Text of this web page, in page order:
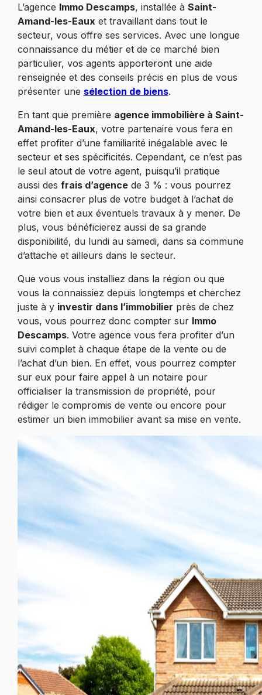
L’agence Immo Descamps, installée à Saint-
Amand-les-Eaux et travaillant dans tout le
secteur, vous offre ses services. Avec une longue
connaissance du métier et de ce marché bien
particulier, vos agents apporteront une aide
renseignée et des conseils précis en plus de vous
présenter une sélection de biens.
En tant que première agence immobilière à Saint-
Amand-les-Eaux, votre partenaire vous fera en
effet profiter d’une familiarité inégalable avec le
secteur et ses spécificités. Cependant, ce n’est pas
le seul atout de votre agent, puisqu’il pratique
aussi des frais d’agencede 3 % : vous pourrez
ainsi consacrer plus de votre budget à l’achat de
votre bien et aux éventuels travaux à y mener. De
plus, vous bénéficierez aussi de sa grande
disponibilité, du lundi au samedi, dans sa commune
d’attache et ailleurs dans le secteur.
Que vous vous installiez dans la région ou que
vous la connaissiez depuis longtemps et cherchez
juste à y investir dans l’immobilier près de chez
vous, vous pourrez donc compter sur Immo
Descamps. Votre agence vous fera profiter d’un
suivi complet à chaque étape de la vente ou de
l’achat d’un bien. En effet, vous pourrez compter
sur eux pour faire appel à un notaire pour
officialiser la transmission de propriété, pour
rédiger le compromis de vente ou encore pour
estimer un bien immobilier avant sa mise en vente.